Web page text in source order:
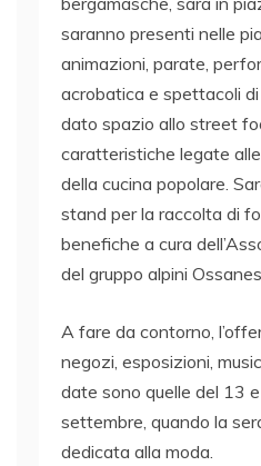
saranno presenti nelle
animazioni, parate,
acrobatica e spettacoli
dato spazio allo street
caratteristiche legate
della cucina popolare.
stand per la raccolta di
benefiche a cura
del gruppo alpini
A fare da contorno,
negozi, esposizioni,
date sono quelle del 13
settembre, quando la
dedicata alla moda.